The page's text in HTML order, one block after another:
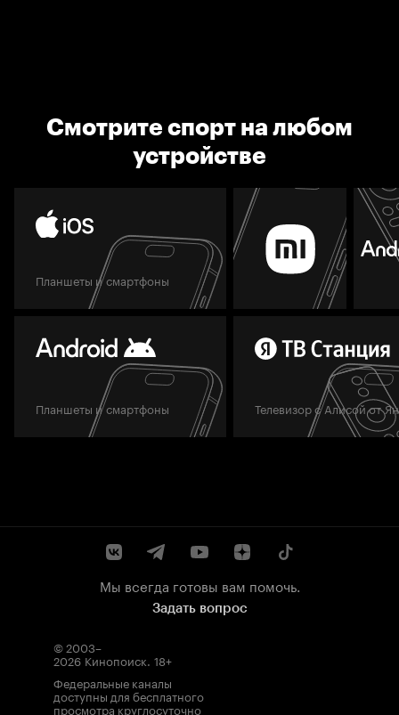
Смотрите спорт на любом
устройстве
Планшеты и смартфоны
Планшеты и смартфоны Телевизор с Алисой от
Мы всегда готовы вам помочь.
Задать вопрос
© 2003–
2026 Кинопоиск. 18+
Федеральные каналы
доступны для бесплатного
просмотра круглосуточно